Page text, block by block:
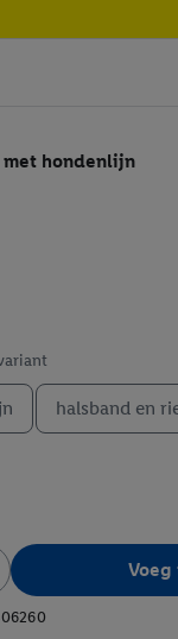
met hondenlijn
halsband en
Voeg